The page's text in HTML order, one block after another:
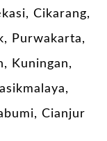
Cikarang,
Purwakarta,
Kuningan,
Cianjur